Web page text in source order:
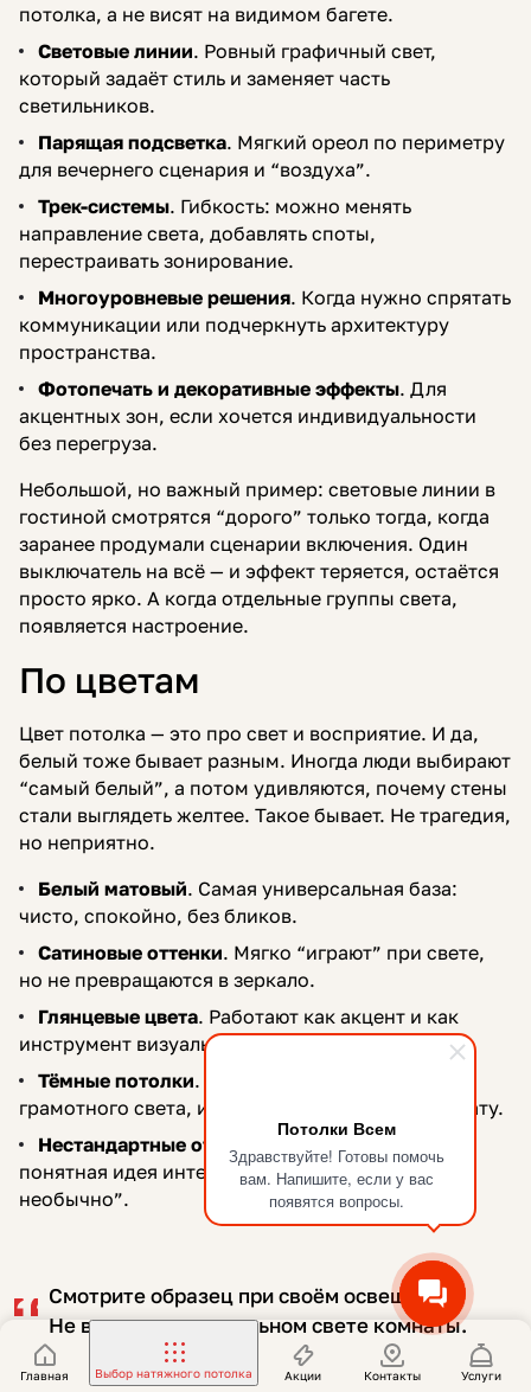
Потолки Всем
Здравствуйте! Готовы помочь
вам. Напишите, если у вас
появятся вопросы.
потолка, а не висят на видимом багете.
Световые линии. Ровный графичный свет,
который задаёт стиль и заменяет часть
светильников.
Парящая подсветка. Мягкий ореол по периметру
для вечернего сценария и “воздуха”.
Трек-системы. Гибкость: можно менять
направление света, добавлять споты,
перестраивать зонирование.
Многоуровневые решения. Когда нужно спрятать
коммуникации или подчеркнуть архитектуру
пространства.
Фотопечать и декоративные эффекты. Для
акцентных зон, если хочется индивидуальности
без перегруза.
Небольшой, но важный пример: световые линии в
гостиной смотрятся “дорого” только тогда, когда
заранее продумали сценарии включения. Один
выключатель на всё — и эффект теряется, остаётся
просто ярко. А когда отдельные группы света,
появляется настроение.
По цветам
Цвет потолка — это про свет и восприятие. И да,
белый тоже бывает разным. Иногда люди выбирают
“самый белый”, а потом удивляются, почему стены
стали выглядеть желтее. Такое бывает. Не трагедия,
но неприятно.
Белый матовый. Самая универсальная база:
чисто, спокойно, без бликов.
Сатиновые оттенки. Мягко “играют” при свете,
но не превращаются в зеркало.
Глянцевые цвета. Работают как акцент и как
инструмент визуального расширения.
Тёмные потолки. Стильно, но требуют
грамотного света, иначе могут “прижать” комнату.
Нестандартные оттенки
понятная идея интерьера, а не просто “хочу
необычно”.
Смотрите образец при своём освещении.
Не в теории, а в реальном свете комнаты.
Главная Выбор натяжного потолка Акции Контакты Услуги